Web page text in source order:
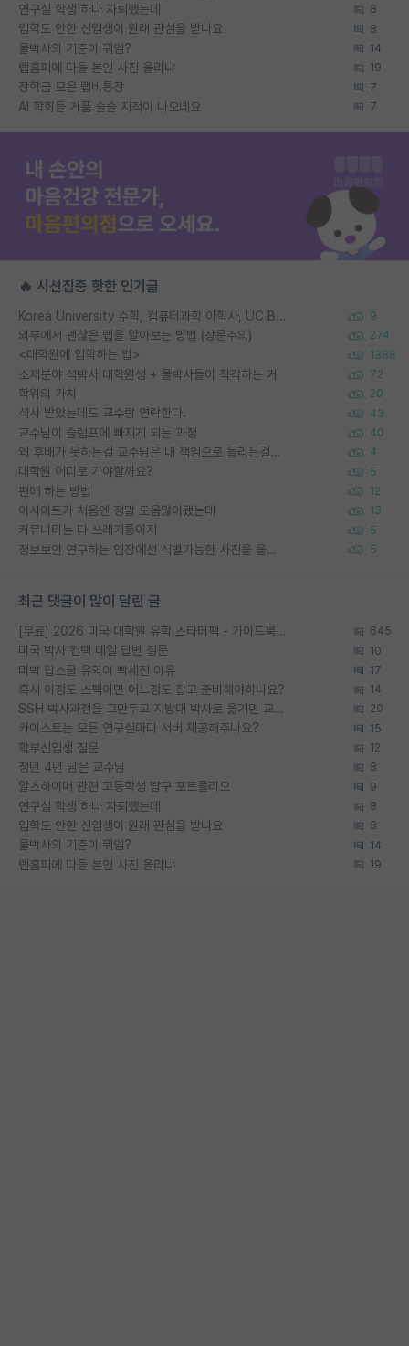
연구실 학생 하나 자퇴했는데 8
입학도 안한 신입생이 원래 관심을 받나요 8
물박사의 기준이 뭐임? 14
랩홈피에 다들 본인 사진 올리냐 19
장학금 모은 랩비통장 7
AI 학회들 거품 슬슬 지적이 나오네요 7
🔥 시선집중 핫한 인기글
Korea University 수학, 컴퓨터과학 이학사, UC Berkeley 산업공학 대학원 공학박사가 되는 것은 쉽지 않겠죠? 9
외부에서 괜찮은 랩을 알아보는 방법 (장문주의) 274
<대학원에 입학하는 법> 1388
소재분야 석박사 대학원생 + 물박사들이 착각하는 거 72
학위의 가치 20
석사 받았는데도 교수랑 연락한다. 43
교수님이 슬럼프에 빠지게 되는 과정 40
왜 후배가 못하는걸 교수님은 내 책임으로 돌리는걸까요? 4
대학원 어디로 가야할까요? 5
편애 하는 방법 12
이사이트가 처음엔 정말 도움많이됐는데 13
커뮤니티는 다 쓰레기통이지 5
정보보안 연구하는 입장에선 식별가능한 사진을 올리는건 비추이긴함 5
최근 댓글이 많이 달린 글
[무료] 2026 미국 대학원 유학 스타터팩 - 가이드북 & 합격자 컨택메일 템플릿 645
미국 박사 컨택 메일 답변 질문 10
미박 탑스쿨 유학이 빡세진 이유 17
혹시 이정도 스펙이면 어느정도 잡고 준비해야하나요? 14
SSH 박사과정을 그만두고 지방대 박사로 옮기면 교수의 꿈은 끝일까요? 20
카이스트는 모든 연구실마다 서버 제공해주나요? 15
학부신입생 질문 12
정년 4년 남은 교수님 8
알츠하이머 관련 고등학생 탐구 포트폴리오 9
연구실 학생 하나 자퇴했는데 8
입학도 안한 신입생이 원래 관심을 받나요 8
물박사의 기준이 뭐임? 14
랩홈피에 다들 본인 사진 올리냐 19